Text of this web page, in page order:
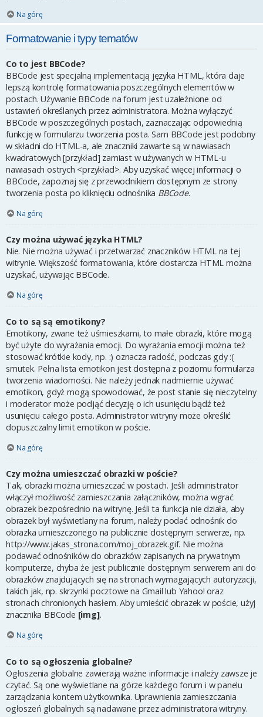
Na górę
Formatowanie i typy tematów
Co to jest BBCode?
BBCode jest specjalną implementacją języka HTML, która daje
lepszą kontrolę formatowania poszczególnych elementów w
postach. Używanie BBCode na forum jest uzależnione od
ustawień określanych przez administratora. Można wyłączyć
BBCode w poszczególnych postach, zaznaczając odpowiednią
funkcję w formularzu tworzenia posta. Sam BBCode jest podobny
w składni do HTML-a, ale znaczniki zawarte są w nawiasach
kwadratowych [przykład] zamiast w używanych w HTML-u
nawiasach ostrych <przykład>. Aby uzyskać więcej informacji o
BBCode, zapoznaj się z przewodnikiem dostępnym ze strony
tworzenia posta po kliknięciu odnośnika BBCode.
Na górę
Czy można używać języka HTML?
Nie. Nie można używać i przetwarzać znaczników HTML na tej
witrynie. Większość formatowania, które dostarcza HTML można
uzyskać, używając BBCode.
Na górę
Co to są są emotikony?
Emotikony, zwane też uśmieszkami, to małe obrazki, które mogą
być użyte do wyrażania emocji. Do wyrażania emocji można też
stosować krótkie kody, np. :) oznacza radość, podczas gdy :(
smutek. Pełna lista emotikon jest dostępna z poziomu formularza
tworzenia wiadomości. Nie należy jednak nadmiernie używać
emotikon, gdyż mogą spowodować, że post stanie się nieczytelny
i moderator może podjąć decyzję o ich usunięciu bądź też
usunięciu całego posta. Administrator witryny może określić
dopuszczalny limit emotikon w poście.
Na górę
Czy można umieszczać obrazki w poście?
Tak, obrazki można umieszczać w postach. Jeśli administrator
włączył możliwość zamieszczania załączników, można wgrać
obrazek bezpośrednio na witrynę. Jeśli ta funkcja nie działa, aby
obrazek był wyświetlany na forum, należy podać odnośnik do
obrazka umieszczonego na publicznie dostępnym serwerze, np.
http://www.jakas_strona.com/moj_obrazek.gif. Nie można
podawać odnośników do obrazków zapisanych na prywatnym
komputerze, chyba że jest publicznie dostępnym serwerem ani do
obrazków znajdujących się na stronach wymagających autoryzacji,
takich jak, np. skrzynki pocztowe na Gmail lub Yahoo! oraz
stronach chronionych hasłem. Aby umieścić obrazek w poście, użyj
znacznika BBCode [img].
Na górę
Co to są ogłoszenia globalne?
Ogłoszenia globalne zawierają ważne informacje i należy zawsze je
czytać. Są one wyświetlane na górze każdego forum i w panelu
zarządzania kontem użytkownika. Uprawnienia zamieszczania
ogłoszeń globalnych są nadawane przez administratora witryny.